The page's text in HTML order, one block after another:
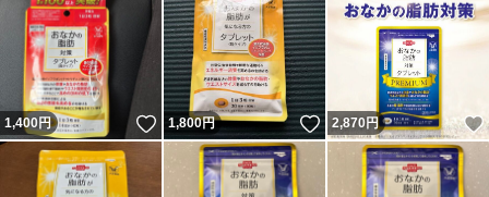
1,400円 いいね！
1,800円 いいね！
2,870円